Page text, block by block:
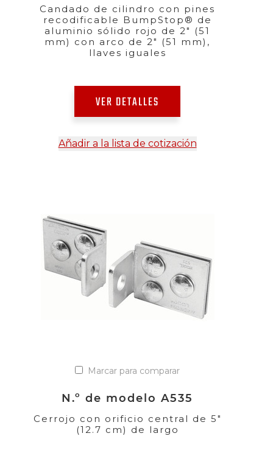
Candado de cilindro con pines
recodificable BumpStop® de
aluminio sólido rojo de 2" (51
mm) con arco de 2" (51 mm),
llaves iguales
VER DETALLES
Añadir a la lista de cotización
Marcar para comparar
N.º de modelo A535
Cerrojo con orificio central de 5"
(12.7 cm) de largo